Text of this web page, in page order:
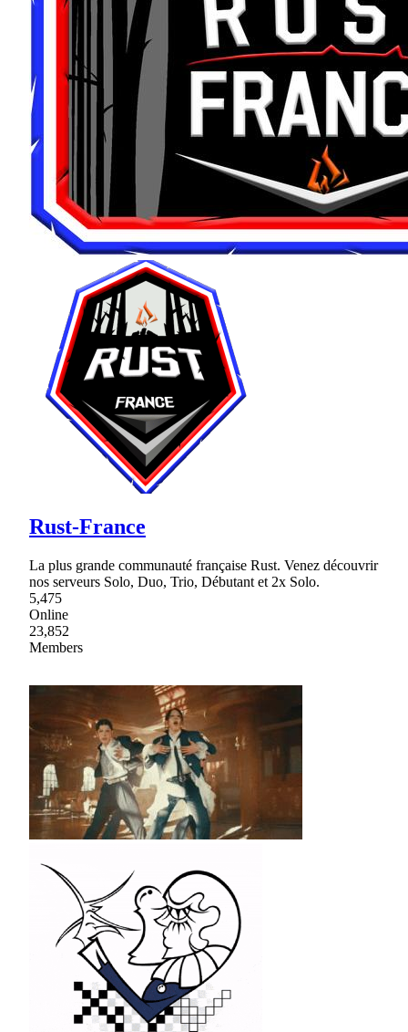
Rust-France
La plus grande communauté française Rust. Venez découvrir
nos serveurs Solo, Duo, Trio, Débutant et 2x Solo.
5,475
Online
23,852
Members